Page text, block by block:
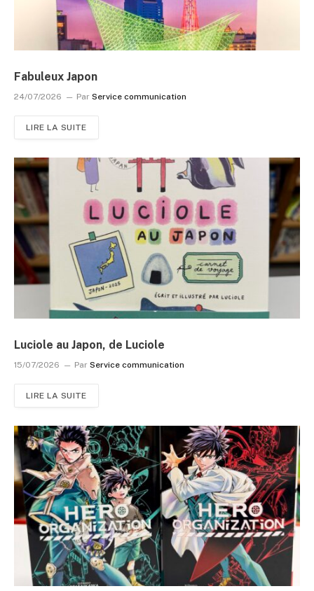
Fabuleux Japon
24/07/2026 Par Service communication
LIRE LA SUITE
Luciole au Japon, de Luciole
15/07/2026 Par Service communication
LIRE LA SUITE